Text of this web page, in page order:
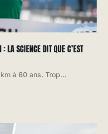
SCIENCE DIT QUE C’EST
à 60 ans. Trop...